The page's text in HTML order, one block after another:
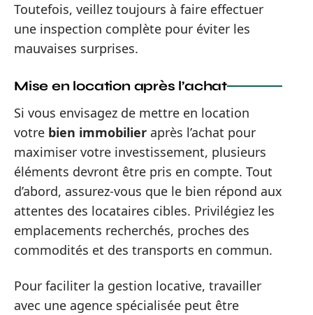
Toutefois, veillez toujours à faire effectuer
une inspection complète pour éviter les
mauvaises surprises.
Mise en location après l’achat
Si vous envisagez de mettre en location
votre bien immobilier après l’achat pour
maximiser votre investissement, plusieurs
éléments devront être pris en compte. Tout
d’abord, assurez-vous que le bien répond aux
attentes des locataires cibles. Privilégiez les
emplacements recherchés, proches des
commodités et des transports en commun.
Pour faciliter la gestion locative, travailler
avec une agence spécialisée peut être